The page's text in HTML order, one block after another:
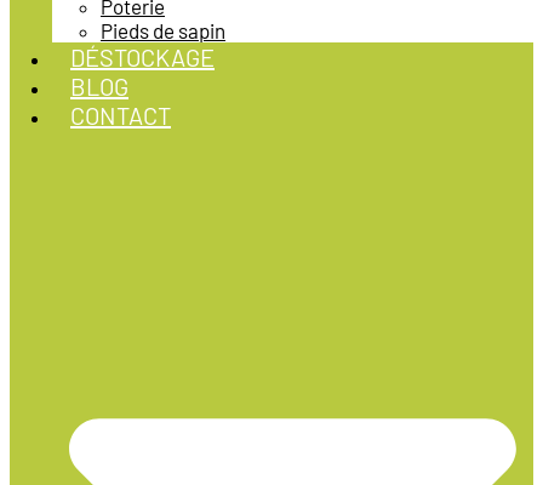
Poterie
Pieds de sapin
DÉSTOCKAGE
BLOG
CONTACT